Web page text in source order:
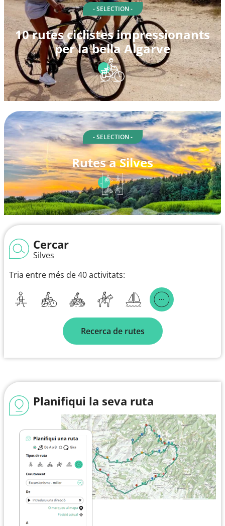
- SELECTION -
10 rutes ciclistes impressionants
per la bella Algarve
- SELECTION -
Rutes a Silves
Cercar
Silves
Tria entre més de 40 activitats:
Recerca de rutes
Planifiqui la seva ruta